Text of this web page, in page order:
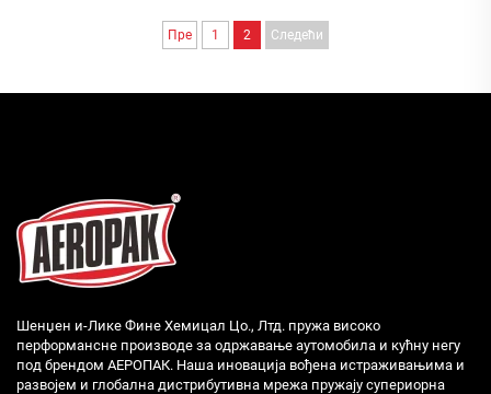
Пре 1 2 Следећи
Шенџен и-Лике Фине Хемицал Цо., Лтд. пружа високо
перформансне производе за одржавање аутомобила и кућну негу
под брендом АЕРОПАК. Наша иновација вођена истраживањима и
развојем и глобална дистрибутивна мрежа пружају супериорна